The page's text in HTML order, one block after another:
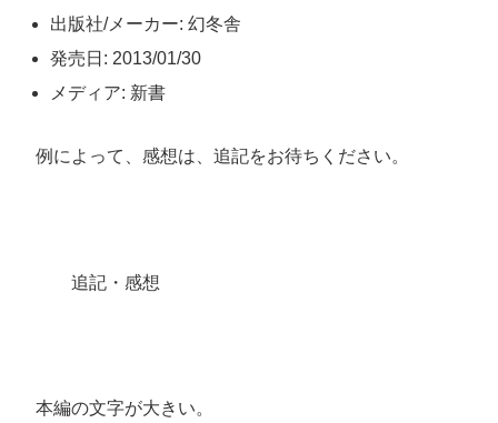
出版社/メーカー: 幻冬舎
発売日: 2013/01/30
メディア: 新書
例によって、感想は、追記をお待ちください。
追記・感想
本編の文字が大きい。